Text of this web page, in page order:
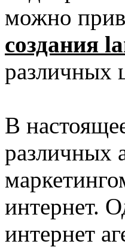
можно
создания
различных
В
различных
интернет.
интернет